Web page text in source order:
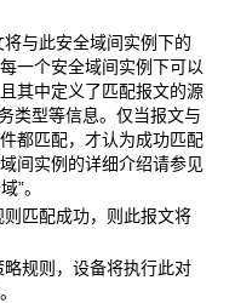
与此安全域间实例下的
一个安全域间实例下可以
其中定义了匹配报文的源
类型等信息。仅当报文与
都匹配，才认为成功匹配
间实例的详细介绍请参见
”。
匹配成功，则此报文将
规则，设备将执行此对